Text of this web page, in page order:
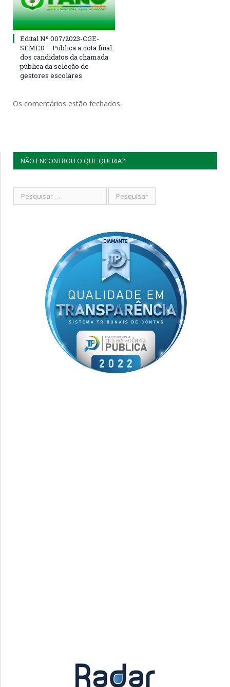
Edital Nº 007/2023-CGE-
SEMED – Publica a nota final
dos candidatos da chamada
pública da seleção de
gestores escolares
Os comentários estão fechados.
NÃO ENCONTROU O QUE QUERIA?